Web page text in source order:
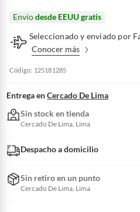
Envíodesde EEUU gratis
Seleccionado y enviado por
Conocer más
Código: 125181285
Entrega en Cercado De Lima
Sin stock en tienda
Cercado De Lima, Lima
Despacho a domicilio
Sin retiro en un punto
Cercado De Lima, Lima